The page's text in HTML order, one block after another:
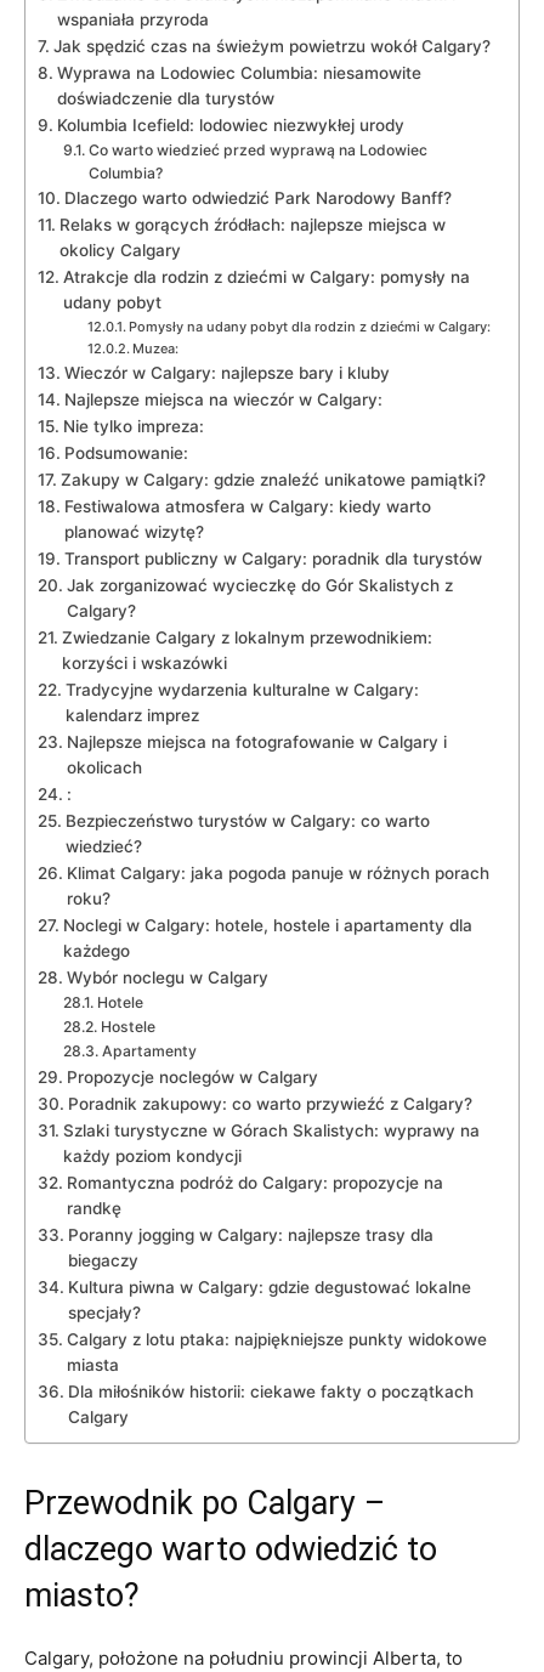
wspaniała ​przyroda
Jak spędzić ‌czas ⁣na świeżym powietrzu wokół ‌Calgary?
Wyprawa na⁤ Lodowiec Columbia: niesamowite
‌doświadczenie⁢ dla turystów
Kolumbia Icefield: lodowiec niezwykłej urody
Co warto wiedzieć przed ⁢wyprawą ⁤na‍ Lodowiec
Columbia?
Dlaczego warto odwiedzić Park Narodowy Banff?
Relaks w gorących‌ źródłach: najlepsze miejsca w‌
okolicy Calgary
Atrakcje dla rodzin z dziećmi w Calgary: pomysły na
udany pobyt
Pomysły na udany pobyt dla ⁢rodzin z‌ dziećmi w Calgary:
Muzea:
Wieczór w Calgary: najlepsze bary i kluby
Najlepsze miejsca ‌na⁢ wieczór w ‍Calgary:
Nie tylko⁢ impreza:
Podsumowanie:
Zakupy w Calgary: ‍gdzie znaleźć unikatowe pamiątki?
Festiwalowa atmosfera w⁣ Calgary: kiedy warto
planować wizytę?
Transport publiczny​ w Calgary: poradnik ⁢dla turystów
Jak zorganizować wycieczkę do Gór Skalistych z
Calgary?
Zwiedzanie Calgary z lokalnym przewodnikiem:
korzyści i ⁢wskazówki
Tradycyjne wydarzenia kulturalne w Calgary:​
kalendarz imprez
Najlepsze miejsca na fotografowanie w⁢ Calgary​ i⁢
okolicach
:
Bezpieczeństwo turystów w Calgary: co warto
wiedzieć?
Klimat Calgary: jaka⁣ pogoda ⁣panuje w różnych porach
roku?
Noclegi w Calgary: hotele,‌ hostele i apartamenty dla
każdego
Wybór noclegu w⁣ Calgary
Hotele
Hostele
Apartamenty
Propozycje‍ noclegów w Calgary
Poradnik⁣ zakupowy: co‍ warto przywieźć z ⁢Calgary?
Szlaki turystyczne w Górach Skalistych: wyprawy na
każdy poziom kondycji
Romantyczna podróż do Calgary:⁣ propozycje na
randkę
Poranny jogging w Calgary: ‌najlepsze trasy ⁢dla
biegaczy
Kultura piwna⁤ w ​Calgary: gdzie degustować lokalne
specjały?
Calgary z lotu ptaka: ‍najpiękniejsze punkty widokowe
miasta
Dla ⁢miłośników historii:⁤ ciekawe fakty‌ o początkach
Calgary
Przewodnik po Calgary –
dlaczego warto​ odwiedzić to
miasto?
Calgary, położone na południu prowincji Alberta, to